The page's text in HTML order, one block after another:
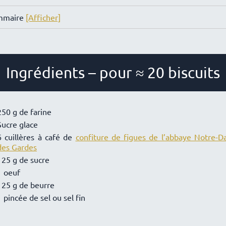
[Afficher]
Ingrédients – pour ≈ 20 biscuits
g de farine
glace
cuillères à café de confiture de figues de l’abbaye Notre-
Gardes
g de sucre
oeuf
g de beurre
pincée de sel ou sel fin